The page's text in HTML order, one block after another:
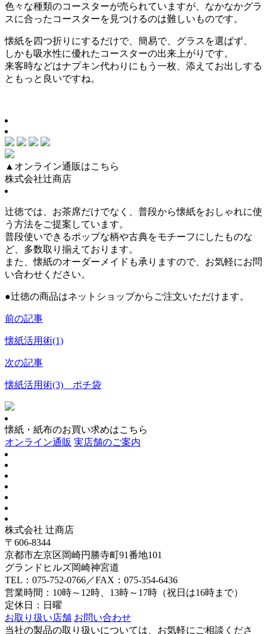
色々な種類のコースターが売られていますが、なかなかグラ
スに合ったコースターを見つけるのは難しいものです。
懐紙を四つ折りにするだけで、簡易で、グラスを選ばず、
しかも吸水性に優れたコースターの出来上がりです。
来客時などはナプキン代わりにもう一枚、添えてお出しする
ともっと良いですね。
▲オンライン通販はこちら
株式会社辻商店
辻徳では、お茶席だけでなく、普段から懐紙をおしゃれに使
う方法をご提案しています。
普段使いできるポップな柄や古典をモチーフにしたものな
ど、多数取り揃えております。
また、懐紙のオーダーメイドも承りますので、お気軽にお問
い合わせください。
●辻徳の商品はネットショップからご注文いただけます。
前の記事
懐紙活用術(1)
次の記事
懐紙活用術(3) ポチ袋
懐紙・紙布のお買い求めはこちら
オンライン通販 実店舗のご案内
株式会社 辻商店
〒606-8344
京都市左京区岡崎円勝寺町91番地101
グランドヒルズ岡崎神宮道
TEL：075-752-0766／FAX：075-354-6436
営業時間：10時～12時、13時～17時（祝日は16時まで）
定休日：日曜
お取り扱い店舗 お問い合わせ
当社の製品の取り扱いについては、お気軽にご相談くださ